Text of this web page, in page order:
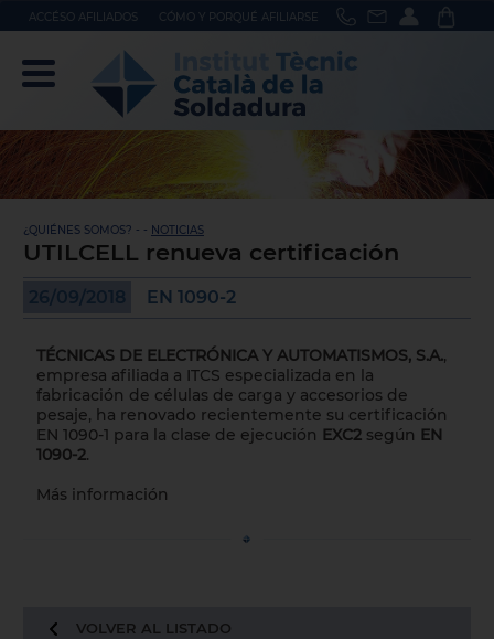
ACCÉSO AFILIADOS CÓMO Y PORQUÉ AFILIARSE
¿QUIÉNES SOMOS? - - NOTICIAS
UTILCELL renueva certificación
26/09/2018 EN 1090-2
TÉCNICAS DE ELECTRÓNICA Y AUTOMATISMOS, S.A.,
empresa afiliada a ITCS especializada en la
fabricación de células de carga y accesorios de
pesaje, ha renovado recientemente su certificación
EN 1090-1 para la clase de ejecución EXC2según EN
1090-2.
Más información
VOLVER AL LISTADO